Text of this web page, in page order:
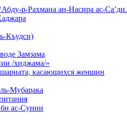
р-Рахмана ан-Насира ас-Са’ди.
Къудси)
Замзама
/хиджама/»
касающихся женщин
Мубарака
ас-Сунни